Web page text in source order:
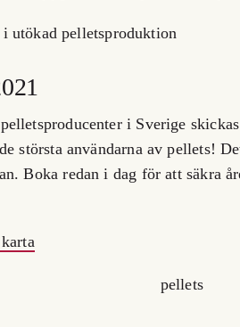
utökad pelletsproduktion
i Sverige
största användarna av pellets!
Boka redan i dag för att säkra